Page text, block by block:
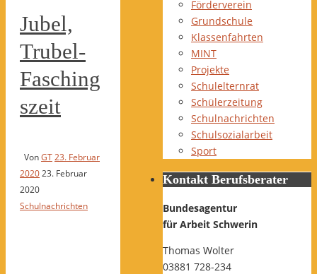
Jubel,
Trubel-
Fasching
szeit
VonGT 23. Februar
2020 23. Februar
2020
Schulnachrichten
Förderverein
Grundschule
Klassenfahrten
MINT
Projekte
Schulelternrat
Schülerzeitung
Schulnachrichten
Schulsozialarbeit
Sport
Kontakt Berufsberater
Bundesagentur
für Arbeit Schwerin
Thomas Wolter
03881 728-234